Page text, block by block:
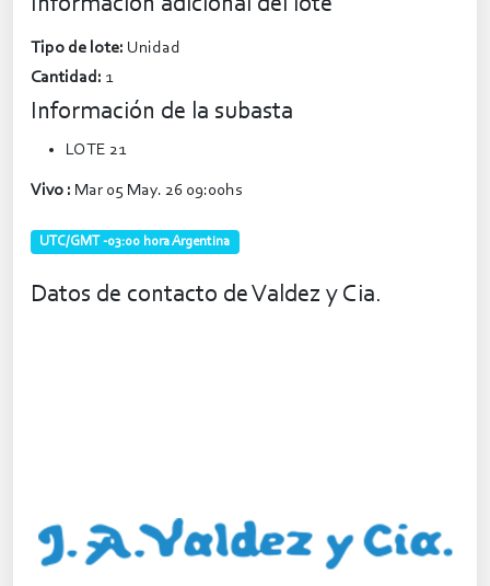
Información adicional del lote
Tipo de lote: Unidad
Cantidad: 1
Información de la subasta
LOTE 21
Vivo : Mar 05 May. 26 09:00hs
UTC/GMT -03:00 hora Argentina
Datos de contacto de Valdez y Cia.